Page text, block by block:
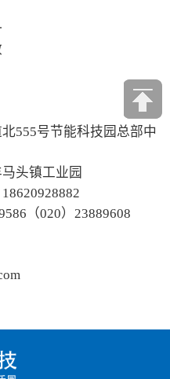
555号节能科技园总部中
头镇工业园
（020）23889608